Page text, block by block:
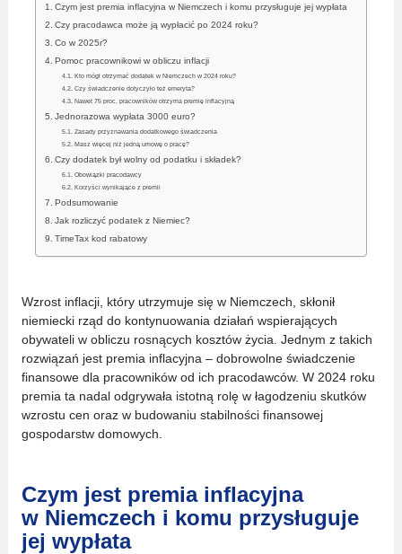
Czym jest premia inflacyjna w Niemczech i komu przysługuje jej wypłata
Czy pracodawca może ją wypłacić po 2024 roku?
Co w 2025r?
Pomoc pracownikowi w obliczu inflacji
Kto mógł otrzymać dodatek w Niemczech w 2024 roku?
Czy świadczenie dotyczyło też emeryta?
Nawet 75 proc. pracowników otrzyma premię inflacyjną
Jednorazowa wypłata 3000 euro?
Zasady przyznawania dodatkowego świadczenia
Masz więcej niż jedną umowę o pracę?
Czy dodatek był wolny od podatku i składek?
Obowiązki pracodawcy
Korzyści wynikające z premii
Podsumowanie
Jak rozliczyć podatek z Niemiec?
TimeTax kod rabatowy
Wzrost inflacji, który utrzymuje się w Niemczech, skłonił
niemiecki rząd do kontynuowania działań wspierających
obywateli w obliczu rosnących kosztów życia. Jednym z takich
rozwiązań jest premia inflacyjna – dobrowolne świadczenie
finansowe dla pracowników od ich pracodawców. W 2024 roku
premia ta nadal odgrywała istotną rolę w łagodzeniu skutków
wzrostu cen oraz w budowaniu stabilności finansowej
gospodarstw domowych.
Czym jest premia inflacyjna
w Niemczech i komu przysługuje
jej wypłata